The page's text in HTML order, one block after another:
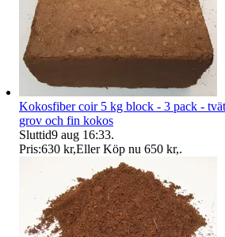
Kokosfiber coir 5 kg block - 3 pack -
grov och fin kokos
Sluttid9 aug 16:33.
Pris:630 kr,Eller Köp nu 650 kr,.